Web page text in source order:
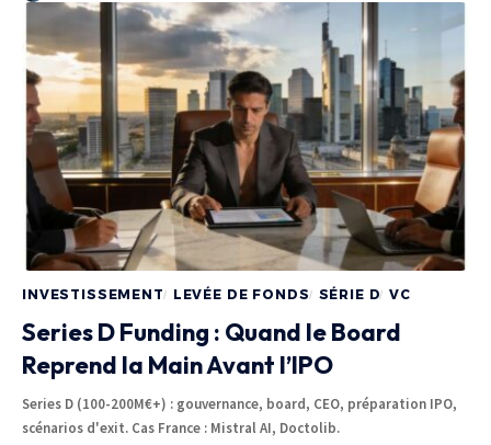
INVESTISSEMENT LEVÉE DE FONDS SÉRIE D VC
Series D Funding : Quand le Board
Reprend la Main Avant l’IPO
Series D (100-200M€+) : gouvernance, board, CEO, préparation IPO,
scénarios d'exit. Cas France : Mistral AI, Doctolib.